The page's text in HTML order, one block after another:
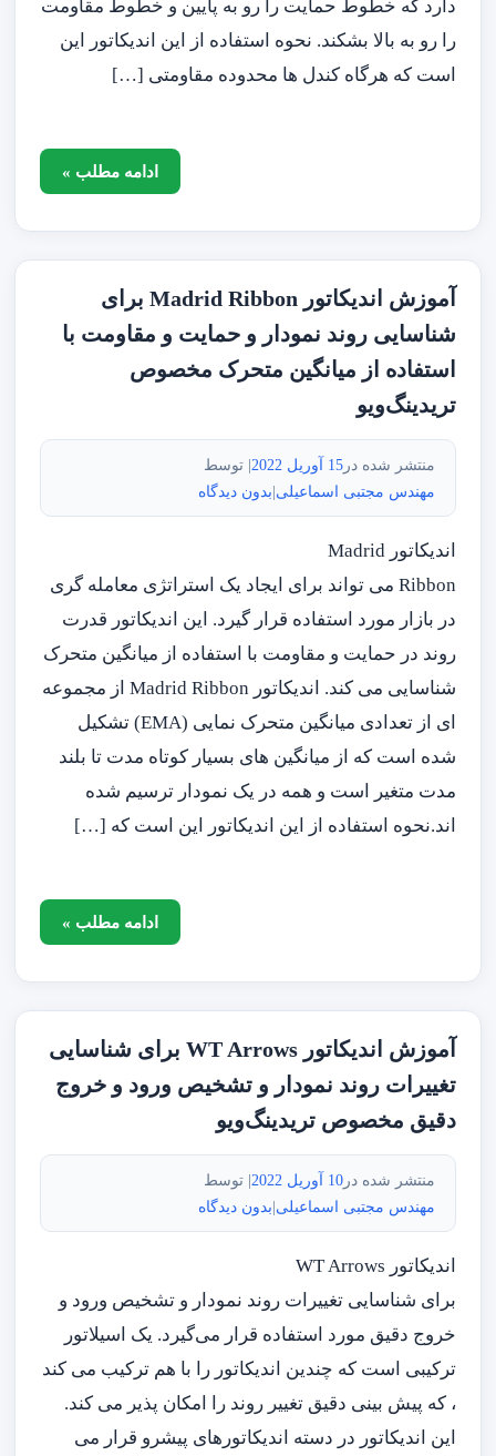
دارد که خطوط حمایت را رو به پایین و خطوط مقاومت
را رو به بالا بشکند. نحوه استفاده از این اندیکاتور این
است که هرگاه کندل ها محدوده مقاومتی […]
ادامه مطلب »
آموزش اندیکاتور Madrid Ribbon برای
شناسایی روند نمودار و حمایت و مقاومت با
استفاده از میانگین متحرک مخصوص
تریدینگ‌ویو
منتشر شده در15 آوریل 2022
| توسط
مهندس مجتبی اسماعیلی|بدون دیدگاه
اندیکاتور Madrid
Ribbon می تواند برای ایجاد یک استراتژی معامله گری
در بازار مورد استفاده قرار گیرد. این اندیکاتور قدرت
روند در حمایت و مقاومت با استفاده از میانگین متحرک
شناسایی می کند. اندیکاتور Madrid Ribbon از مجموعه
ای از تعدادی میانگین متحرک نمایی (EMA) تشکیل
شده است که از میانگین های بسیار کوتاه مدت تا بلند
مدت متغیر است و همه در یک نمودار ترسیم شده
اند.نحوه استفاده از این اندیکاتور این است که […]
ادامه مطلب »
آموزش اندیکاتور WT Arrows برای شناسایی
تغییرات روند نمودار و تشخیص ورود و خروج
دقیق مخصوص تریدینگ‌ویو
منتشر شده در10 آوریل 2022
| توسط
مهندس مجتبی اسماعیلی|بدون دیدگاه
اندیکاتور WT Arrows
برای شناسایی تغییرات روند نمودار و تشخیص ورود و
خروج دقیق مورد استفاده قرار می‌گیرد. یک اسیلاتور
ترکیبی است که چندین اندیکاتور را با هم ترکیب می کند
، که پیش بینی دقیق تغییر روند را امکان پذیر می کند.
این اندیکاتور در دسته اندیکاتورهای پیشرو قرار می